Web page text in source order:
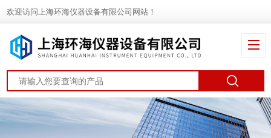
欢迎访问上海环海仪器设备有限公司网站！